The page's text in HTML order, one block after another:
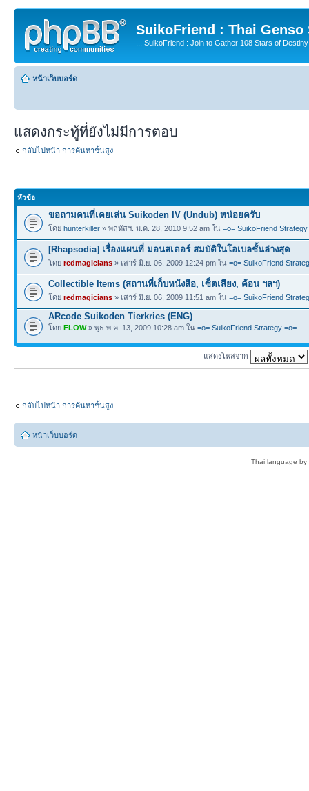
SuikoFriend : Thai Genso
... SuikoFriend : Join to Gather 108 Stars of
หน้าเว็บบอร์ด
แสดงกระทู้ที่ยังไม่มีการตอบ
กลับไปหน้า การค้นหาชั้นสูง
หัวข้อ
ขอถามคนที่เคยเล่น Suikoden IV (Undub) หน่อยครับ
โดย hunterkiller » พฤหัสฯ. ม.ค. 28, 2010 9:52 am ใน =o= SuikoFriend Strategy
[Rhapsodia] เรื่องแผนที่ มอนสเตอร์ สมบัติในโอเบลชั้นล่างสุด
โดย redmagicians » เสาร์ มิ.ย. 06, 2009 12:24 pm ใน =o= SuikoFriend
Collectible Items (สถานที่เก็บหนังสือ, เซ็ตเสียง, ค้อน ฯลฯ)
โดย redmagicians » เสาร์ มิ.ย. 06, 2009 11:51 am ใน =o= SuikoFriend
ARcode Suikoden Tierkries (ENG)
โดย FLOW» พุธ พ.ค. 13, 2009 10:28 am ใน =o= SuikoFriend Strategy =o=
แสดงโพสจาก
กลับไปหน้า การค้นหาชั้นสูง
หน้าเว็บบอร์ด
Thai language by